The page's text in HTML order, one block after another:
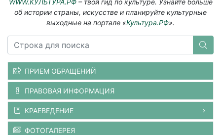
WWW.КУЛЬТУРА.РФ– твой гид по культуре. Узнайте больше
об истории страны, искусстве и планируйте культурные
выходные на портале «Культура.РФ».
ПРИЕМ ОБРАЩЕНИЙ
ПРАВОВАЯ ИНФОРМАЦИЯ
КРАЕВЕДЕНИЕ
ФОТОГАЛЕРЕЯ